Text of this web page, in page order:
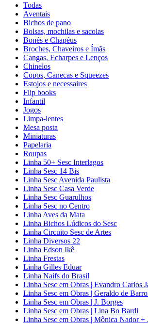
Todas
Aventais
Bichos de pano
Bolsas, mochilas e sacolas
Bonés e Chapéus
Broches, Chaveiros e Ímãs
Cangas, Echarpes e Lenços
Chinelos
Copos, Canecas e Squeezes
Estojos e necessaires
Flip books
Infantil
Jogos
Limpa-lentes
Mesa posta
Miniaturas
Papelaria
Roupas
Linha 50+ Sesc Interlagos
Linha Sesc 14 Bis
Linha Sesc Avenida Paulista
Linha Sesc Casa Verde
Linha Sesc Guarulhos
Linha Sesc no Centro
Linha Aves da Mata
Linha Bichos Lúdicos do Sesc
Linha Circuito Sesc de Artes
Linha Diversos 22
Linha Edson Ikê
Linha Frestas
Linha Gilles Eduar
Linha Naifs do Brasil
Linha Sesc em Obras | Evandro Carlos
Linha Sesc em Obras | Geraldo de
Linha Sesc em Obras | J. Borges
Linha Sesc em Obras | Lina Bo Bardi
Linha Sesc em Obras | Mônica Nador